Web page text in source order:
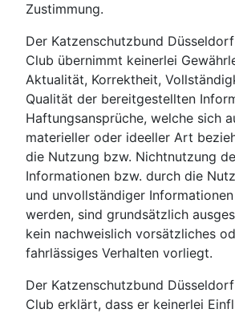
Zustimmung.
Der Katzenschutzbund
Club übernimmt keinerlei
Aktualität, Korrektheit,
Qualität der bereitgestellten
Haftungsansprüche, welche sich
materieller oder ideeller Art
die Nutzung bzw. Nichtnutzung
Informationen bzw. durch die
und unvollständiger
werden, sind grundsätzlich
kein nachweislich vorsätzliches
fahrlässiges Verhalten vorliegt.
Der Katzenschutzbund
Club erklärt, dass er keinerlei